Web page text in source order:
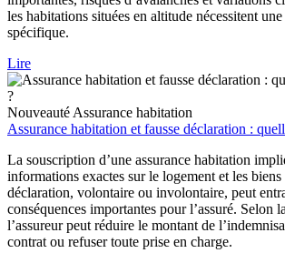
les habitations situées en altitude nécessitent
spécifique.
Lire
Nouveauté Assurance habitation
Assurance habitation et fausse déclaration :
La souscription d’une assurance habitation
informations exactes sur le logement et les biens
déclaration, volontaire ou involontaire, peut
conséquences importantes pour l’assuré. Selon
l’assureur peut réduire le montant de
contrat ou refuser toute prise en charge.